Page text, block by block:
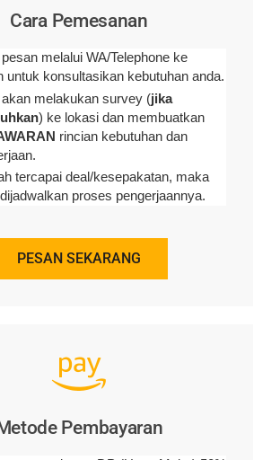
Cara Pemesanan
melalui WA/Telephone ke
untuk konsultasikan kebutuhan anda.
melakukan survey (jika
) ke lokasi dan membuatkan
rincian kebutuhan dan
.
tercapai deal/kesepakatan, maka
proses pengerjaannya.
PESAN SEKARANG
Pembayaran